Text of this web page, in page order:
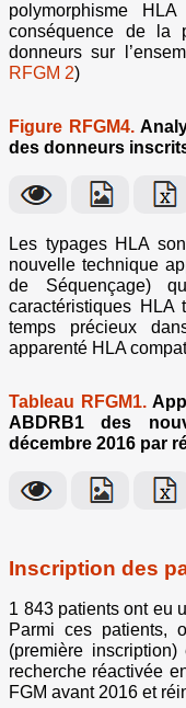
polymorphisme
conséquence de la
donneurs sur
RFGM 2)
Figure RFGM4.
des donneurs
Les typages HLA
nouvelle technique
de Séquençage)
caractéristiques
temps précieux
apparenté HLA
Tableau RFGM1.
ABDRB1 des
décembre 2016 par
Inscription des
1 843 patients ont eu
Parmi ces patients,
(première
recherche réactivée
FGM avant 2016 et